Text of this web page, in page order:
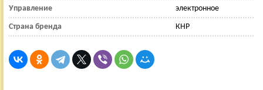
Управление электронное
Страна бренда КНР